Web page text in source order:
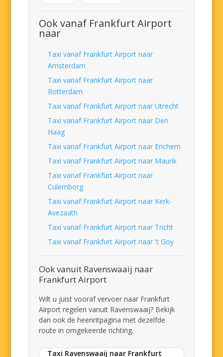
Ook vanaf Frankfurt Airport
naar
Taxi vanaf Frankfurt Airport naar
Amsterdam
Taxi vanaf Frankfurt Airport naar
Rotterdam
Taxi vanaf Frankfurt Airport naar Utrecht
Taxi vanaf Frankfurt Airport naar Den
Haag
Taxi vanaf Frankfurt Airport naar Erichem
Taxi vanaf Frankfurt Airport naar Maurik
Taxi vanaf Frankfurt Airport naar
Culemborg
Taxi vanaf Frankfurt Airport naar Kerk-
Avezaath
Taxi vanaf Frankfurt Airport naar Tricht
Taxi vanaf Frankfurt Airport naar 't Goy
Ook vanuit Ravenswaaij naar
Frankfurt Airport
Wilt u juist vooraf vervoer naar Frankfurt
Airport regelen vanuit Ravenswaaij? Bekijk
dan ook de heenritpagina met dezelfde
route in omgekeerde richting.
Taxi Ravenswaaij naar Frankfurt